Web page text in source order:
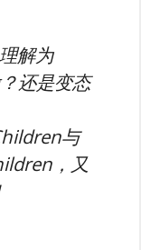
解为
还是变态
与
，又